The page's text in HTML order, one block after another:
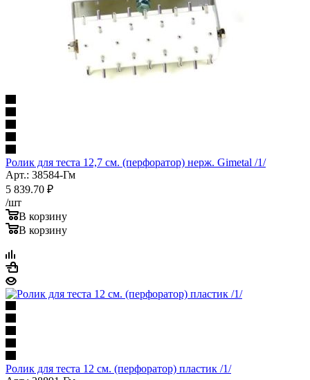
Ролик для теста 12,7 см. (перфоратор) нерж. Gimetal /1/
Арт.: 38584-Гм
5 839.70 ₽
/шт
В корзину
В корзину
Ролик для теста 12 см. (перфоратор) пластик /1/